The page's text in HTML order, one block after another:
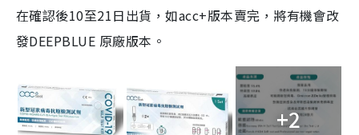
在確認後10至21日出貨，如acc+版本賣完，將有機會改
發DEEPBLUE 原廠版本。
+2